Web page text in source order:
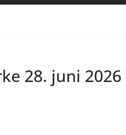
28. juni 2026